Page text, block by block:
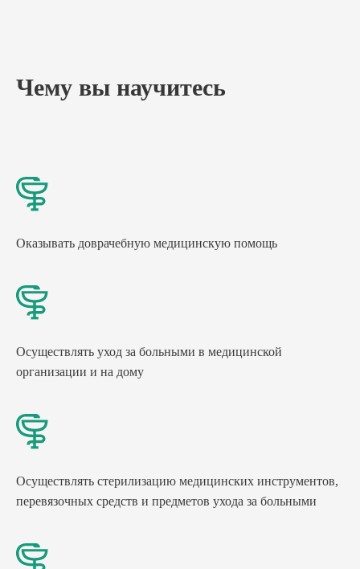
Чему вы научитесь
Оказывать доврачебную медицинскую помощь
Осуществлять уход за больными в медицинской
организации и на дому
Осуществлять стерилизацию медицинских инструментов,
перевязочных средств и предметов ухода за больными